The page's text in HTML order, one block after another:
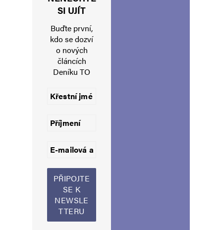
Uložit do prohlížeče jméno, e-mail a webovou stránku pro budoucí
Informujte mě o nových komentářích e-mailem.
Alternative:
SI UJÍT
Buďte první,
kdo se dozví
o nových
článcích
Deníku TO